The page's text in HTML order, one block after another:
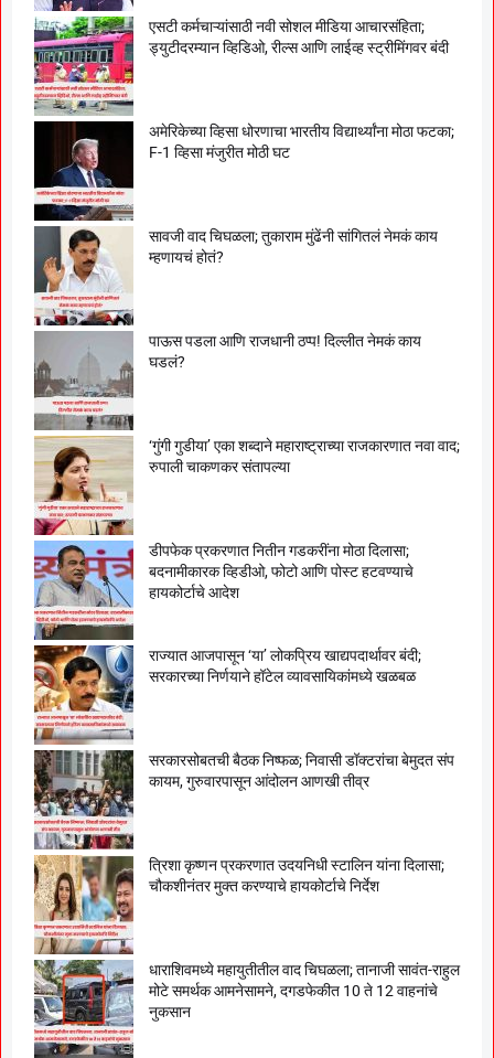
एसटी कर्मचाऱ्यांसाठी नवी सोशल मीडिया आचारसंहिता;
ड्युटीदरम्यान व्हिडिओ, रील्स आणि लाईव्ह स्ट्रीमिंगवर बंदी
अमेरिकेच्या व्हिसा धोरणाचा भारतीय विद्यार्थ्यांना मोठा फटका;
F-1 व्हिसा मंजुरीत मोठी घट
सावजी वाद चिघळला; तुकाराम मुंढेंनी सांगितलं नेमकं काय
म्हणायचं होतं?
पाऊस पडला आणि राजधानी ठप्प! दिल्लीत नेमकं काय
घडलं?
‘गुंगी गुडीया’ एका शब्दाने महाराष्ट्राच्या राजकारणात नवा वाद;
रुपाली चाकणकर संतापल्या
डीपफेक प्रकरणात नितीन गडकरींना मोठा दिलासा;
बदनामीकारक व्हिडीओ, फोटो आणि पोस्ट हटवण्याचे
हायकोर्टाचे आदेश
राज्यात आजपासून ‘या’ लोकप्रिय खाद्यपदार्थावर बंदी;
सरकारच्या निर्णयाने हॉटेल व्यावसायिकांमध्ये खळबळ
सरकारसोबतची बैठक निष्फळ; निवासी डॉक्टरांचा बेमुदत संप
कायम, गुरुवारपासून आंदोलन आणखी तीव्र
त्रिशा कृष्णन प्रकरणात उदयनिधी स्टालिन यांना दिलासा;
चौकशीनंतर मुक्त करण्याचे हायकोर्टाचे निर्देश
धाराशिवमध्ये महायुतीतील वाद चिघळला; तानाजी सावंत-राहुल
मोटे समर्थक आमनेसामने, दगडफेकीत 10 ते 12 वाहनांचे
नुकसान